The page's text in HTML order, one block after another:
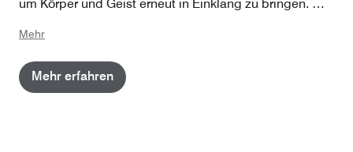
um Körper und Geist erneut in Einklang zu bringen. Mit
das Gezer Spa dafür, dass jeder einzelne Moment dazu
beiträgt, Sie zu regenerieren und zu revitalisieren.
Buchen Sie noch heute Ihre exklusive Sitzung und
optimieren Sie Ihren Aufenthalt im Westin Grand Berlin
Mehr
Mehr erfahren